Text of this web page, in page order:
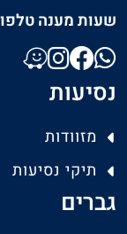
שעות מענה
נסיעות
מזוודות
תיקי נסיעות
גברים